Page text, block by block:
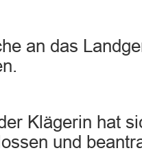
an das
Klägerin hat
und